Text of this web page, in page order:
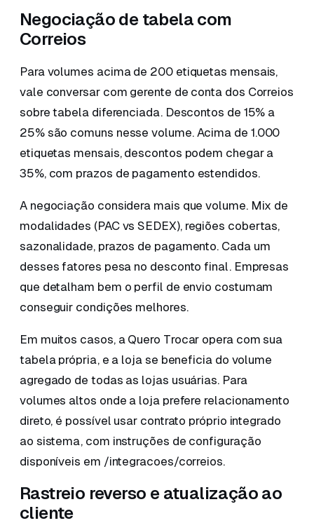
Negociação de tabela com
Correios
Para volumes acima de 200 etiquetas mensais,
vale conversar com gerente de conta dos Correios
sobre tabela diferenciada. Descontos de 15% a
25% são comuns nesse volume. Acima de 1.000
etiquetas mensais, descontos podem chegar a
35%, com prazos de pagamento estendidos.
A negociação considera mais que volume. Mix de
modalidades (PAC vs SEDEX), regiões cobertas,
sazonalidade, prazos de pagamento. Cada um
desses fatores pesa no desconto final. Empresas
que detalham bem o perfil de envio costumam
conseguir condições melhores.
Em muitos casos, a Quero Trocar opera com sua
tabela própria, e a loja se beneficia do volume
agregado de todas as lojas usuárias. Para
volumes altos onde a loja prefere relacionamento
direto, é possível usar contrato próprio integrado
ao sistema, com instruções de configuração
disponíveis em /integracoes/correios.
Rastreio reverso e atualização ao
cliente